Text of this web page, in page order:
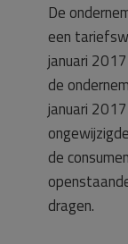
De
een
januari
de
januari
de
dragen.